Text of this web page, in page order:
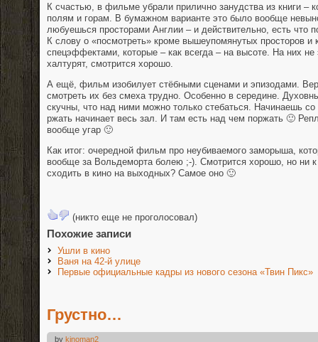
К счастью, в фильме убрали прилично занудства из книги –
полям и горам. В бумажном варианте это было вообще
любуешься просторами Англии – и действительно, есть что
К слову о «посмотреть» кроме вышеупомянутых просторов
спецэффектами, которые – как всегда – на высоте. На них
халтурят, смотрится хорошо.
А ещё, фильм изобилует стёбными сценами и эпизодами.
смотреть их без смеха трудно. Особенно в середине.
скучны, что над ними можно только стебаться. Начинаешь со
ржать начинает весь зал. И там есть над чем поржать 🙂
вообще угар 🙂
Как итог: очередной фильм про неубиваемого заморыша,
вообще за Вольдеморта болею ;-). Смотрится хорошо, но ни
сходить в кино на выходных? Самое оно 🙂
(никто еще не проголосовал)
Похожие записи
Ушли в кино
Ваня на 42-й улице
Первые официальные кадры из нового сезона «Твин Пикс»
Грустно…
by kinoman2